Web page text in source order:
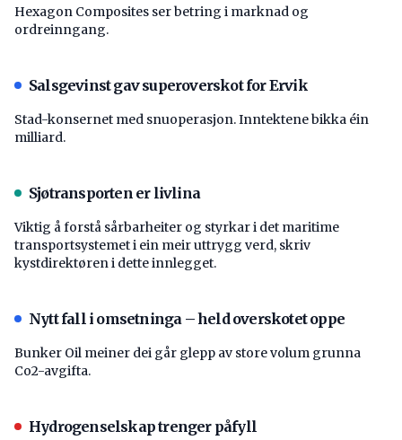
Hexagon Composites ser betring i marknad og
ordreinngang.
Salsgevinst gav superoverskot for Ervik
Stad-konsernet med snuoperasjon. Inntektene bikka éin
milliard.
Sjøtransporten er livlina
Viktig å forstå ­sårbarheiter og styrkar i det maritime
transport­systemet i ein meir uttrygg verd, skriv
kystdirektøren i dette innlegget.
Nytt fall i omsetninga – held overskotet oppe
Bunker Oil meiner dei går glepp av store volum grunna
Co2-avgifta.
Hydrogenselskap trenger påfyll